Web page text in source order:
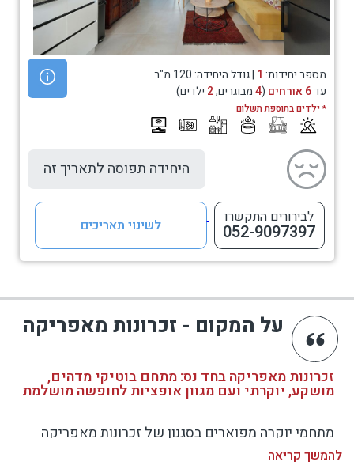
מספר יחידות: 1 | גודל היחידה: 120 מ"ר
עד6 אורחים (
4מבוגרים,2 ילדים)
* ילדים בתוספת תשלום
היחידה תפוסה לתאריך זה
לבירורים התקשרו
052-9097397 לשינוי תאריכים
על המקום - זכרונות מאפריקה
זכרונות מאפריקה בחד נס: מתחם בוטיקי מדהים,
מושקע, יוקרתי ועם מגוון אופציות לחופשה מושלמת
מתחמי יוקרה מפוארים בסגנון של זכרונות מאפריקה
בחד נס אינם נפוצים בישראל, בוודאי לא בכזה סטנדרט
להמשך קריאה